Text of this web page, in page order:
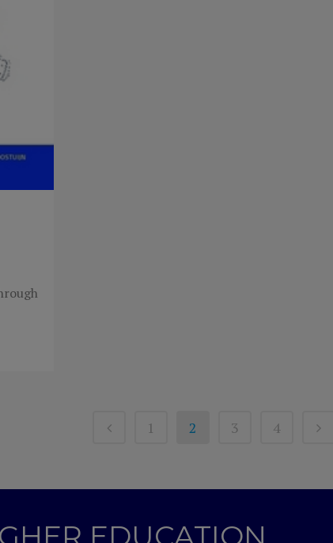
1 2 3 4